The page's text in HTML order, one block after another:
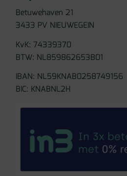
Betuwehaven 21
3433 PV NIEUWEGEIN
KvK: 74339370
BTW: NL859862653B01
IBAN: NL59KNAB0258749156
BIC: KNABNL2H